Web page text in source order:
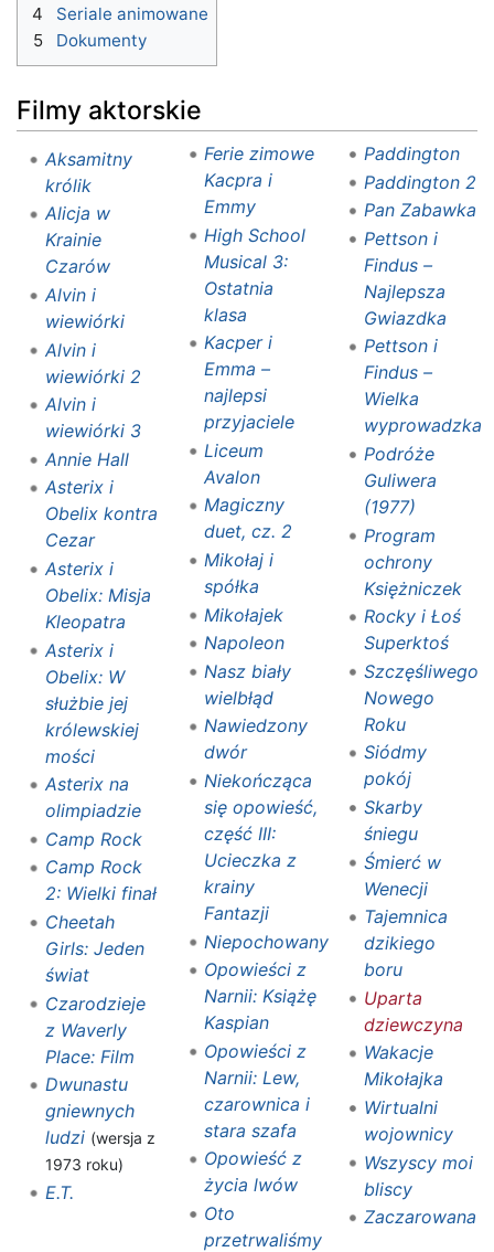
4
Seriale animowane
5
Dokumenty
Filmy aktorskie
Aksamitny
królik
Alicja w
Krainie
Czarów
Alvin i
wiewiórki
Alvin i
wiewiórki 2
Alvin i
wiewiórki 3
Annie Hall
Asterix i
Obelix kontra
Cezar
Asterix i
Obelix: Misja
Kleopatra
Asterix i
Obelix: W
służbie jej
królewskiej
mości
Asterix na
olimpiadzie
Camp Rock
Camp Rock
2: Wielki finał
Cheetah
Girls: Jeden
świat
Czarodzieje
z Waverly
Place: Film
Dwunastu
gniewnych
ludzi (wersja z
1973 roku)
E.T.
Ferie zimowe
Kacpra i
Emmy
High School
Musical 3:
Ostatnia
klasa
Kacper i
Emma –
najlepsi
przyjaciele
Liceum
Avalon
Magiczny
duet, cz. 2
Mikołaj i
spółka
Mikołajek
Napoleon
Nasz biały
wielbłąd
Nawiedzony
dwór
Niekończąca
się opowieść,
część III:
Ucieczka z
krainy
Fantazji
Niepochowany
Opowieści z
Narnii: Książę
Kaspian
Opowieści z
Narnii: Lew,
czarownica i
stara szafa
Opowieść z
życia lwów
Oto
przetrwaliśmy
Paddington
Paddington 2
Pan Zabawka
Pettson i
Findus –
Najlepsza
Gwiazdka
Pettson i
Findus –
Wielka
wyprowadzka
Podróże
Guliwera
(1977)
Program
ochrony
Księżniczek
Rocky i Łoś
Superktoś
Szczęśliwego
Nowego
Roku
Siódmy
pokój
Skarby
śniegu
Śmierć w
Wenecji
Tajemnica
dzikiego
boru
Uparta
dziewczyna
Wakacje
Mikołajka
Wirtualni
wojownicy
Wszyscy moi
bliscy
Zaczarowana